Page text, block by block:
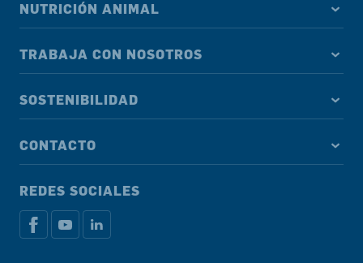
NUTRICIÓN ANIMAL
TRABAJA CON NOSOTROS
SOSTENIBILIDAD
CONTACTO
REDES SOCIALES